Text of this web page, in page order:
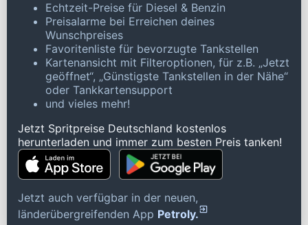
Echtzeit-Preise für Diesel & Benzin
Preisalarme bei Erreichen deines
Wunschpreises
Favoritenliste für bevorzugte Tankstellen
Kartenansicht mit Filteroptionen, für z.B. „Jetzt
geöffnet“, „Günstigste Tankstellen in der Nähe“
oder Tankkartensupport
und vieles mehr!
Jetzt Spritpreise Deutschland kostenlos
herunterladen und immer zum besten Preis tanken!
Jetzt auch verfügbar in der neuen,
länderübergreifenden App Petroly.